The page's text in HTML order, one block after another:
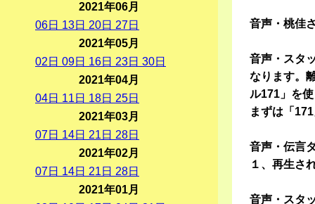
音声・桃佳
音声・スタ
なります。
ル171」を
まずは「
音声・伝言
１、再生さ
音声・スタ
2021年06月
06日 13日 20日 27日
2021年05月
02 日 09日 16日 23日 30日
2021年04月
04日 11 日 18日 25日
2021年03月
07日 14日 21 日 28日
2021年02月
07日 14日 21 日 28日
2021年01月